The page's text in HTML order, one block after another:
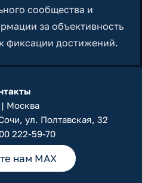
сообщества и
за объективность
фиксации достижений.
Москва
ул. Полтавская, 32
222-59-70
нам MAX